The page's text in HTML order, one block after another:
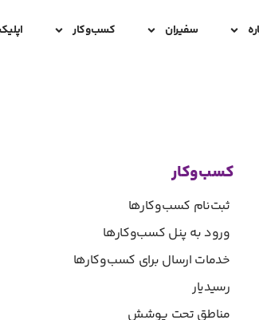
سفیران کسب‌و‌کار
کسب‌وکار
ثبت‌نام کسب‌و‌کارها
ورود به پنل کسب‌و‌کارها
خدمات ارسال برای کسب‌وکارها
رسیدیار
مناطق تحت پوشش